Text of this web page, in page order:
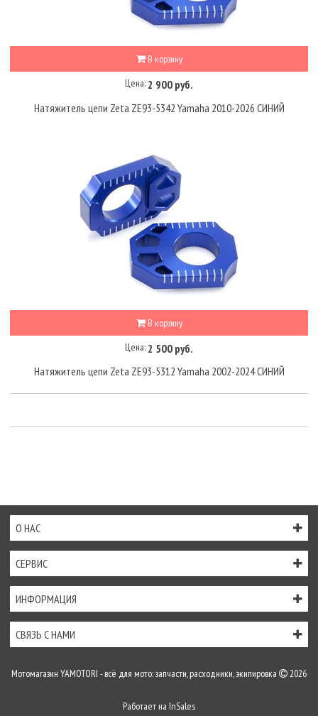
В корзину
Цена: 2 900 руб.
Натяжитель цепи Zeta ZE93-5342 Yamaha 2010-2026 СИНИЙ
В корзину
Цена: 2 500 руб.
Натяжитель цепи Zeta ZE93-5312 Yamaha 2002-2024 СИНИЙ
О НАС
СЕРВИС
ИНФОРМАЦИЯ
СВЯЗЬ С НАМИ
Мотомагазин YAMOTORI - всё для мото: запчасти, расходники, экипировка 2026
Работает на InSales